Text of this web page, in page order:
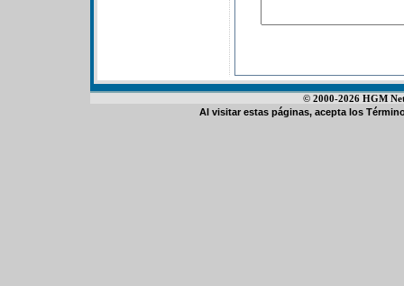
© 2000-2026 HGM
Al visitar estas páginas, acepta los